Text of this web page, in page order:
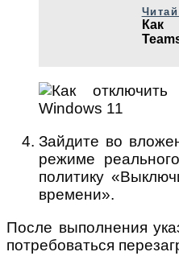
Как
Зайдите во
режиме
политику
времени».
После выполнения
потребоваться